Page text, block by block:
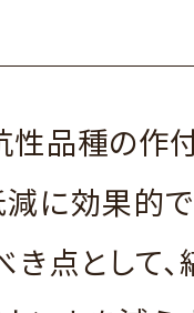
性品種の作
に効果的
き点として